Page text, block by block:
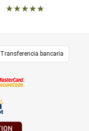
Transferencia bancaria